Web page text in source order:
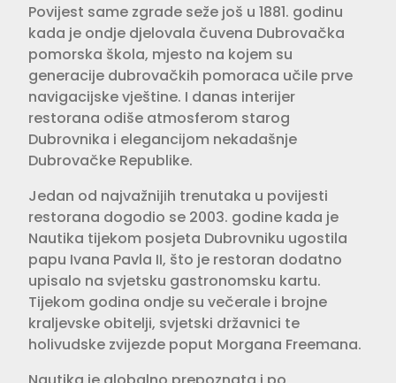
Povijest same zgrade seže još u 1881. godinu
kada je ondje djelovala čuvena Dubrovačka
pomorska škola, mjesto na kojem su
generacije dubrovačkih pomoraca učile prve
navigacijske vještine. I danas interijer
restorana odiše atmosferom starog
Dubrovnika i elegancijom nekadašnje
Dubrovačke Republike.
Jedan od najvažnijih trenutaka u povijesti
restorana dogodio se 2003. godine kada je
Nautika tijekom posjeta Dubrovniku ugostila
papu Ivana Pavla II, što je restoran dodatno
upisalo na svjetsku gastronomsku kartu.
Tijekom godina ondje su večerale i brojne
kraljevske obitelji, svjetski državnici te
holivudske zvijezde poput Morgana Freemana.